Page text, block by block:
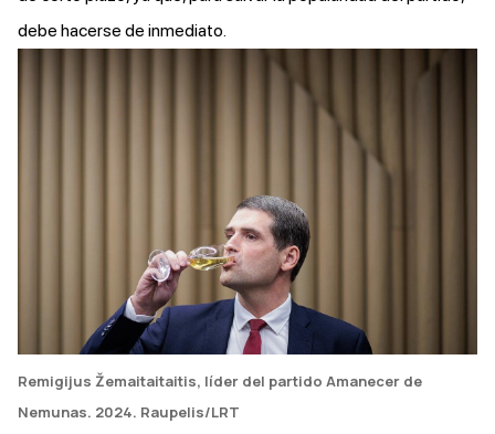
debe hacerse de inmediato.
Remigijus Žemaitaitaitis, líder del partido Amanecer de
Nemunas. 2024. Raupelis/LRT